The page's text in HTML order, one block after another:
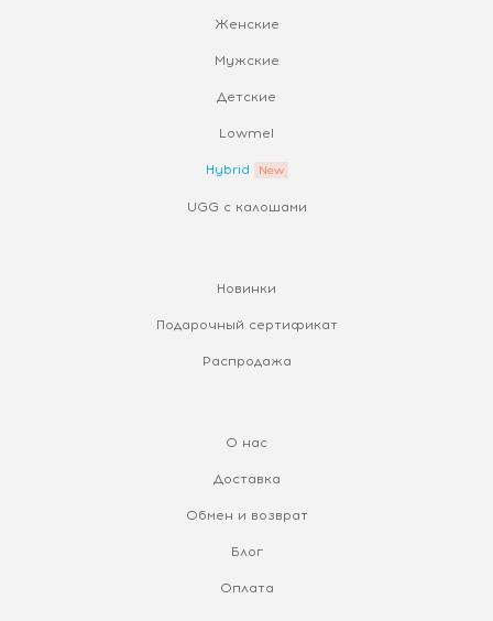
Женские
Мужские
Детские
Lowmel
Hybrid
UGG с калошами
Новинки
Подарочный сертификат
Распродажа
О нас
Доставка
Обмен и возврат
Блог
Оплата